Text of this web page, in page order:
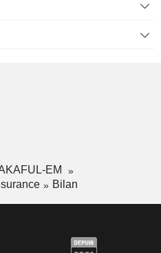
EM
Bilan